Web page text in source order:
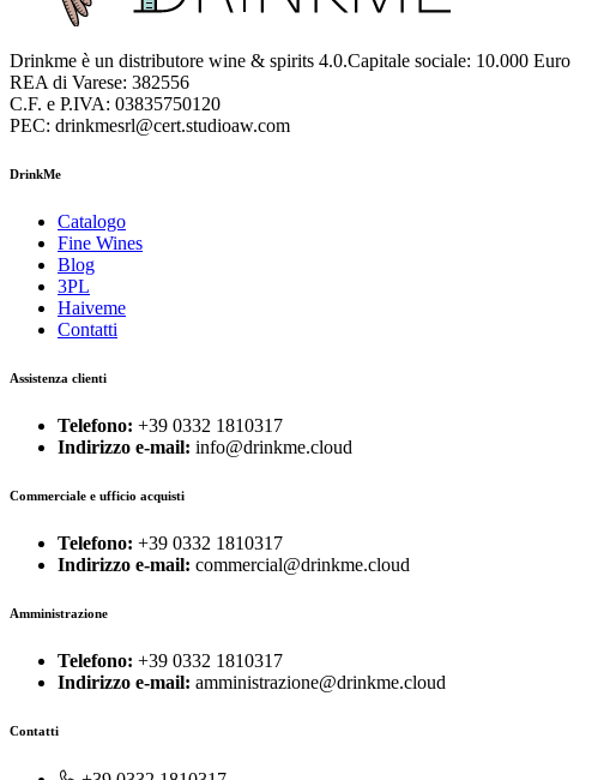
Drinkme è un distributore wine & spirits 4.0.Capitale sociale: 10.000 Euro
REA di Varese: 382556
C.F. e P.IVA: 03835750120
PEC: drinkmesrl@cert.studioaw.com
DrinkMe
Catalogo
Fine Wines
Blog
3PL
Haiveme
Contatti
Assistenza clienti
Telefono: +39 0332 1810317
Indirizzo e-mail: info@drinkme.cloud
Commerciale e ufficio acquisti
Telefono: +39 0332 1810317
Indirizzo e-mail: commercial@drinkme.cloud
Amministrazione
Telefono: +39 0332 1810317
Indirizzo e-mail: amministrazione@drinkme.cloud
Contatti